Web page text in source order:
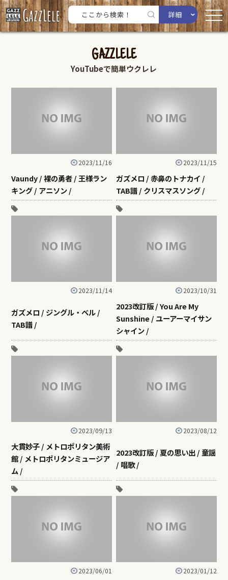
詳細
GAZZLELE
YouTubeで簡単ウクレレ
2023/11/16
Vaundy / 裸の勇者 / 王様ラン
キング / アニソン /
2023/11/15
ガズメロ / 赤鼻のトナカイ /
TAB譜 / クリスマスソング /
2023/11/14
ガズメロ / ジングル・ベル /
TAB譜 /
2023/10/31
2023改訂版 / You Are My
Sunshine / ユーアーマイサン
シャイン /
2023/09/13
大貫妙子 / メトロポリタン美術
館 / メトロポリタンミュージア
ム /
2023/08/12
2023改訂版 / 夏の思い出 / 童謡
/ 唱歌 /
2023/06/01 2023/01/12